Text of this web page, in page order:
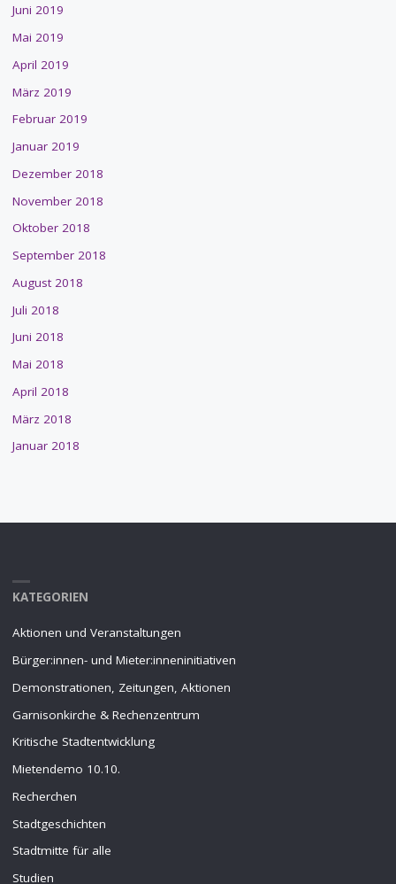
Juni 2019
Mai 2019
April 2019
März 2019
Februar 2019
Januar 2019
Dezember 2018
November 2018
Oktober 2018
September 2018
August 2018
Juli 2018
Juni 2018
Mai 2018
April 2018
März 2018
Januar 2018
KATEGORIEN
Aktionen und Veranstaltungen
Bürger:innen- und Mieter:inneninitiativen
Demonstrationen, Zeitungen, Aktionen
Garnisonkirche & Rechenzentrum
Kritische Stadtentwicklung
Mietendemo 10.10.
Recherchen
Stadtgeschichten
Stadtmitte für alle
Studien